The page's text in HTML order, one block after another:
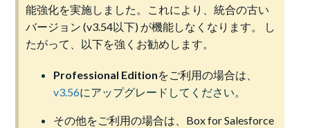
能強化を実施しました。これにより、統合の古い
バージョン (v3.54以下) が機能しなくなります。 し
たがって、以下を強くお勧めします。
Professional Editionをご利用の場合は、
v3.56にアップグレードしてください。
その他をご利用の場合は、Box for Salesforce